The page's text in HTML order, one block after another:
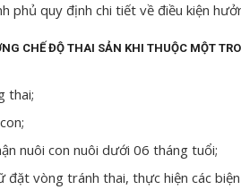
phủ quy định chi tiết về điều kiện
CHẾ ĐỘ THAI SẢN KHI THUỘC MỘT
thai;
nuôi con nuôi dưới 06 tháng tuổi;
đặt vòng tránh thai, thực hiện các